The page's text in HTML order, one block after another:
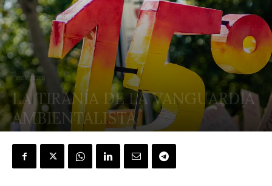
ecologismo
LA TIRANÍA DE LA VANGUARDIA
AMBIENTALISTA